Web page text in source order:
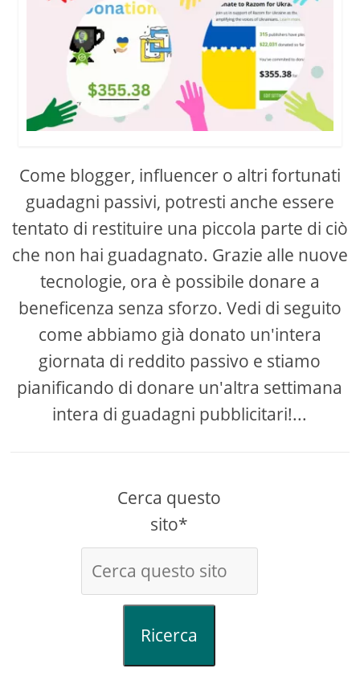
Come blogger, influencer o altri fortunati
guadagni passivi, potresti anche essere
tentato di restituire una piccola parte di ciò
che non hai guadagnato. Grazie alle nuove
tecnologie, ora è possibile donare a
beneficenza senza sforzo. Vedi di seguito
come abbiamo già donato un'intera
giornata di reddito passivo e stiamo
pianificando di donare un'altra settimana
intera di guadagni pubblicitari!...
Cerca questo
sito*
Ricerca